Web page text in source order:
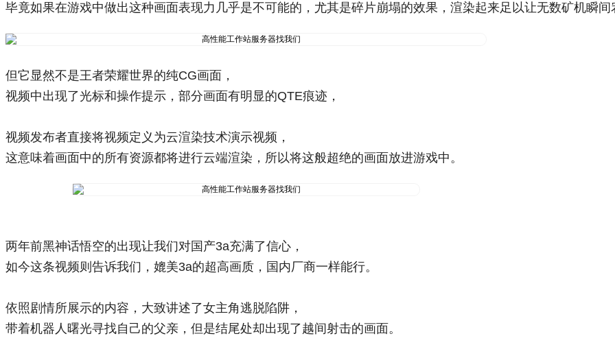
毕竟如果在游戏中做出这种画面表现力几乎是不可能的，尤其是碎片崩塌的效果，渲染起来足以让无数矿机瞬间
但它显然不是王者荣耀世界的纯CG画面，
视频中出现了光标和操作提示，部分画面有明显的QTE痕迹，
视频发布者直接将视频定义为云渲染技术演示视频，
这意味着画面中的所有资源都将进行云端渲染，所以将这般超绝的画面放进游戏中。
两年前黑神话悟空的出现让我们对国产3a充满了信心，
如今这条视频则告诉我们，媲美3a的超高画质，国内厂商一样能行。
依照剧情所展示的内容，大致讲述了女主角逃脱陷阱，
带着机器人曙光寻找自己的父亲，但是结尾处却出现了越间射击的画面。